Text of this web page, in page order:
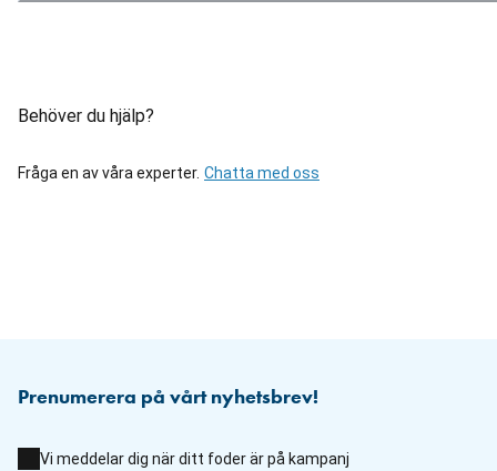
Behöver du hjälp?
Fråga en av våra experter. Chatta med oss
Prenumerera på vårt nyhetsbrev!
Vi meddelar dig när ditt foder är på kampanj